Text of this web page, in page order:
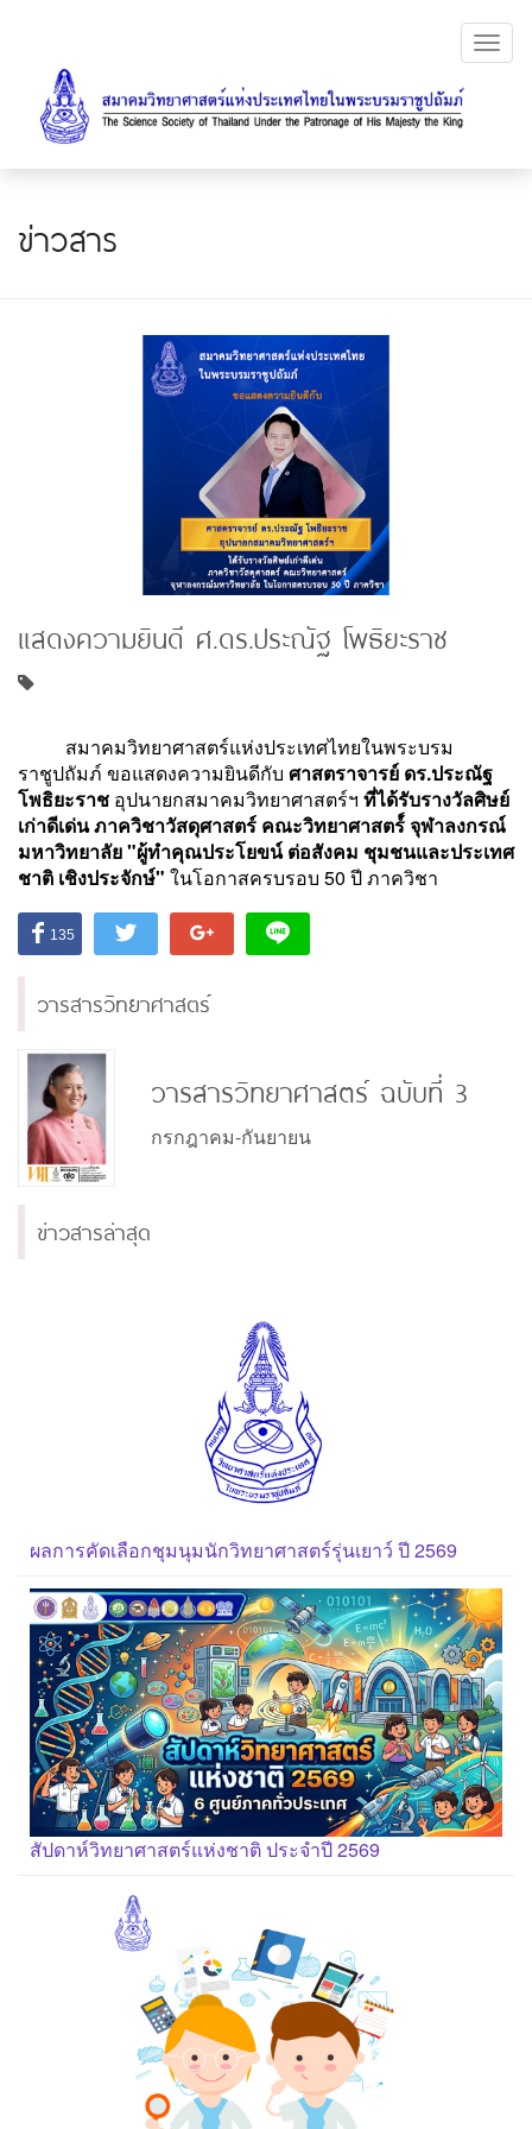
ข่าวสาร
แสดงความยินดี ศ.ดร.ประณัฐ โพธิยะราช
สมาคมวิทยาศาสตร์แห่งประเทศไทยในพระบรม
ราชูปถัมภ์ ขอแสดงความยินดีกับ ศาสตราจารย์ ดร.ประณัฐ
โพธิยะราช อุปนายกสมาคมวิทยาศาสตร์ฯ ที่ได้รับรางวัลศิษย์
เก่าดีเด่น ภาควิชาวัสดุศาสตร์ คณะวิทยาศาสตร์์ จุฬาลงกรณ์
มหาวิทยาลัย "ผู้ทำคุณประโยขน์ ต่อสังคม ชุมชนและประเทศ
ชาติ เชิงประจักษ์" ในโอกาสครบรอบ 50 ปี ภาควิชา
135
วารสารวิทยาศาสตร์
วารสารวิทยาศาสตร์ ฉบับที่ 3
กรกฎาคม-กันยายน
ข่าวสารล่าสุด
ผลการคัดเลือกชุมนุมนักวิทยาศาสตร์รุ่นเยาว์ ปี 2569
สัปดาห์วิทยาศาสตร์แห่งชาติ ประจำปี 2569